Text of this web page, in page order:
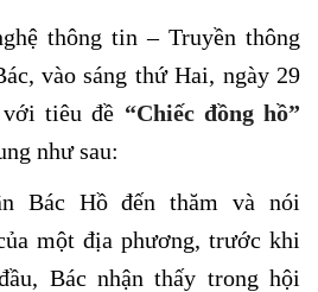
thông tin – Truyền thông
vào sáng thứ Hai, ngày 29
với tiêu đề “Chiếc đồng hồ”
như sau:
Bác Hồ đến thăm và nói
một địa phương, trước khi
Bác nhận thấy trong hội